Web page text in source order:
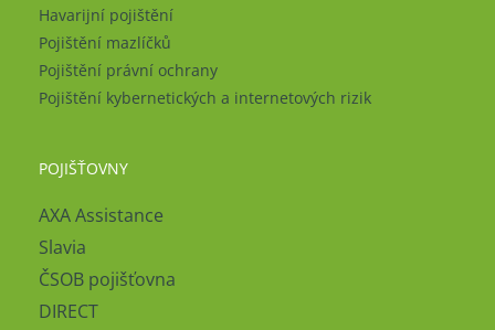
Havarijní pojištění
Pojištění mazlíčků
Pojištění právní ochrany
Pojištění kybernetických a internetových rizik
POJIŠŤOVNY
AXA Assistance
Slavia
ČSOB pojišťovna
DIRECT